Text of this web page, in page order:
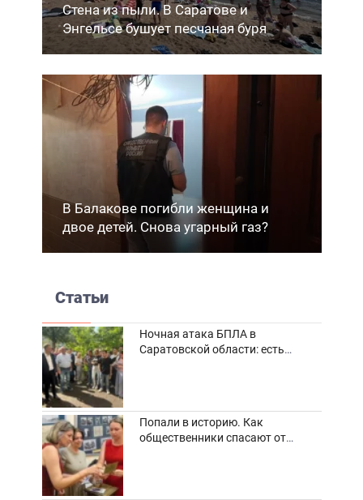
Стена из пыли. В Саратове и
Энгельсе бушует песчаная буря
В Балакове погибли женщина и
двое детей. Снова угарный газ?
Статьи
Ночная атака БПЛА в
Саратовской области: есть
Попали в историю. Как
общественники спасают от